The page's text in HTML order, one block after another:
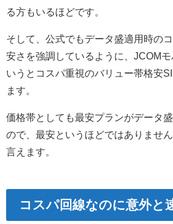
る方もいるほどです。
そして、公式でもデータ盛適用時の
安さを強調しているように、JCOM
いうとコスパ重視のバリュー帯格安
ます。
価格帯としても最安プランがデータ
ので、最安というほどではありませ
言えます。
コスパ回線なのに意外と